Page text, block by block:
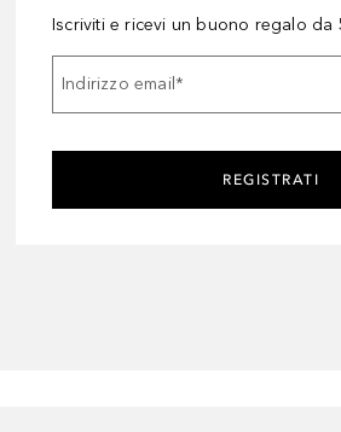
Iscriviti e ricevi un buono regalo da
Indirizzo email*
REGISTRATI